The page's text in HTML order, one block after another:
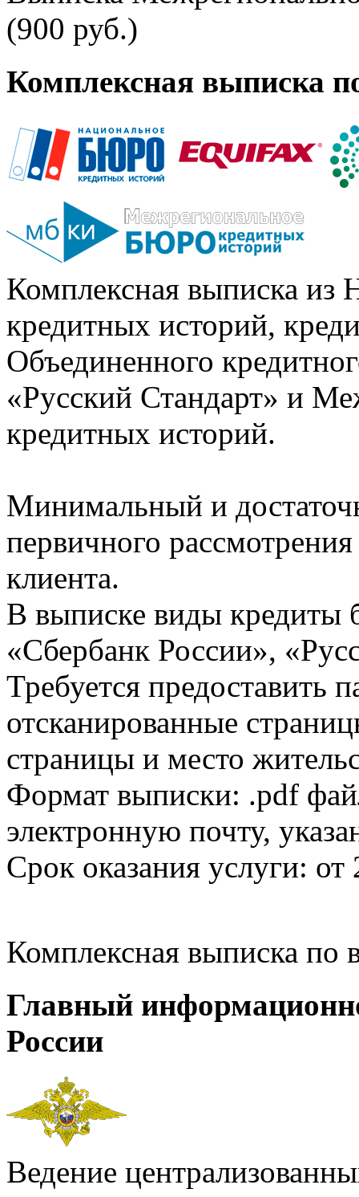
(900 руб.)
Комплексная выписка
Комплексная выписка из
кредитных историй,
Объединенного
«Русский Стандарт» и
кредитных историй.
Минимальный и
первичного
клиента.
В выписке виды кредиты
«Сбербанк России»,
Требуется предоставить
отсканированные
страницы и место
Формат выписки: .pdf
электронную почту,
Срок оказания услуги: от
Комплексная выписка
Главный
России
Ведение